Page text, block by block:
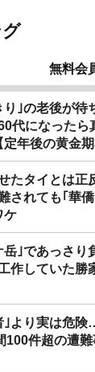
無料会
｣の老後が待
代になったら
年後の黄金期
たタイとは
されても｢華
ケ
｣であっさり
作していた勝
｣より実は危
100件超の遭